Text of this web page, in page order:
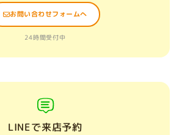
お問い合わせフォームへ
24時間受付中
LINEで来店予約